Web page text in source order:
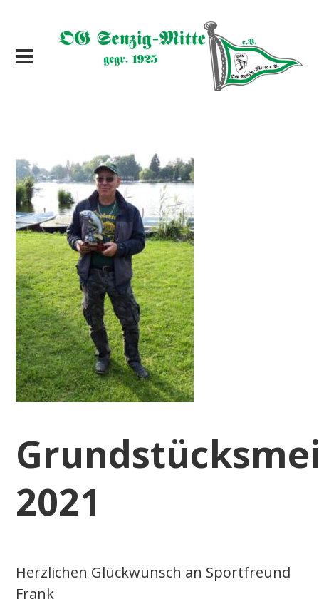
2021
Herzlichen Glückwunsch an Sportfreund
Frank